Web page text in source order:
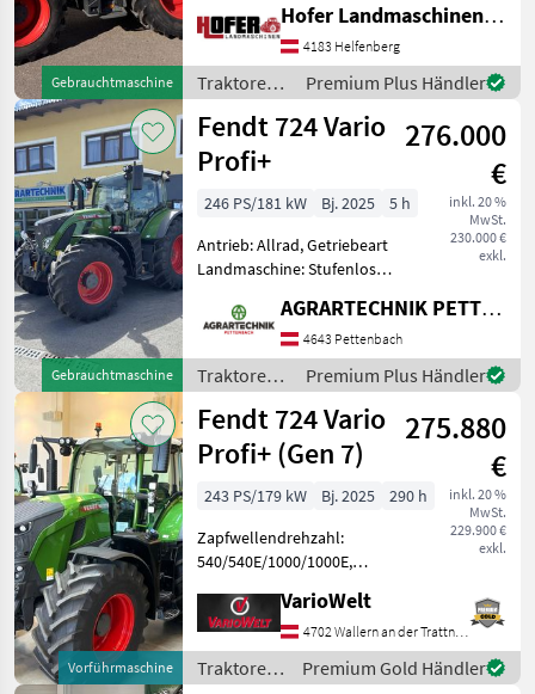
Gebrauchtmaschine
Zapfwellendrehzahl:
540/540E/1000/1000E,
Höchstgeschwindigkeit in
km/h: 50 km/h, Aufla
Hofer Landmaschinen Handels GmbH.
4183 Helfenberg
Traktoren /
Fendt
Premium Plus Händler
Gebrauchtmaschine
Fendt 724 Vario
Profi+
276.000
€
inkl. 20 %
MwSt.
230.000 €
exkl.
246 PS/181 kW Bj. 2025
5 h
Antrieb: Allrad, Getriebeart
Landmaschine: Stufenloses
Zapfwellendrehzahl:
540/540E/1000/1000E,
Höchstgeschwindigkeit in
km/h: 50 km/h, Aufla
AGRARTECHNIK PETTENBACH GMBH
4643 Pettenbach
Traktoren /
Fendt
Premium Plus Händler
Vorführmaschine
Fendt 724 Vario
Profi+ (Gen 7)
275.880
€
inkl. 20 %
MwSt.
229.900 €
exkl.
243 PS/179 kW Bj. 2025
290 h
Zapfwellendrehzahl:
540/540E/1000/1000E,
Anhängevorrichtung (mm):
38mm, Aufladung:
Turbolader mit
Ladeluftkühlung,
VarioWelt
4702 Wallern an der Trattnach
Traktoren
Premium Gold Händler